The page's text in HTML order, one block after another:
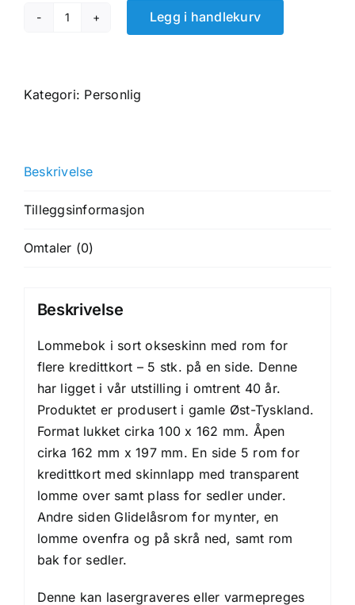
Lommebok
okseskinn
-
stk.
på
antall
Legg i handlekurv
Kategori: Personlig
Beskrivelse
Tilleggsinformasjon
Omtaler (0)
Beskrivelse
Lommebok i sort okseskinn med rom for
flere kredittkort – 5 stk. på en side. Denne
har ligget i vår utstilling i omtrent 40 år.
Produktet er produsert i gamle Øst-Tyskland.
Format lukket cirka 100 x 162 mm. Åpen
cirka 162 mm x 197 mm. En side 5 rom for
kredittkort med skinnlapp med transparent
lomme over samt plass for sedler under.
Andre siden Glidelåsrom for mynter, en
lomme ovenfra og på skrå ned, samt rom
bak for sedler.
Denne kan lasergraveres eller varmepreges